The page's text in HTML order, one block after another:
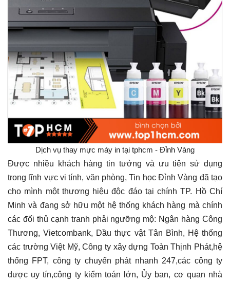
Dịch vụ thay mực máy in tại tphcm - Đỉnh Vàng
Được nhiều khách hàng tin tưởng và ưu tiên sử dụng
trong lĩnh vực vi tính, văn phòng, Tin học Đỉnh Vàng đã tạo
cho mình một thương hiệu độc đáo tại chính TP. Hồ Chí
Minh và đang sở hữu một hệ thống khách hàng mà chính
các đối thủ cạnh tranh phải ngưỡng mộ: Ngân hàng Công
Thương, Vietcombank, Dầu thực vật Tân Bình, Hệ thống
các trường Việt Mỹ, Công ty xây dựng Toàn Thịnh Phát,hệ
thống FPT, công ty chuyển phát nhanh 247,các công ty
dược uy tín,công ty kiểm toán lớn, Ủy ban, cơ quan nhà